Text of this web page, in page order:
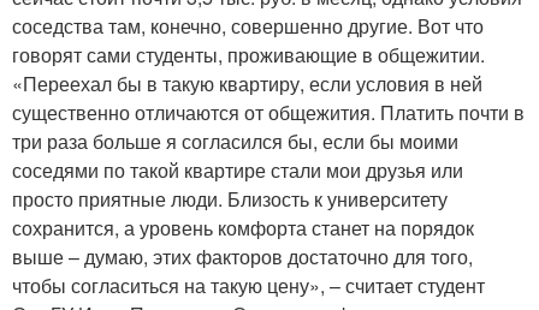
соседства там, конечно, совершенно другие. Вот что
говорят сами студенты, проживающие в общежитии.
«Переехал бы в такую квартиру, если условия в ней
существенно отличаются от общежития. Платить почти в
три раза больше я согласился бы, если бы моими
соседями по такой квартире стали мои друзья или
просто приятные люди. Близость к университету
сохранится, а уровень комфорта станет на порядок
выше – думаю, этих факторов достаточно для того,
чтобы согласиться на такую цену», – считает студент